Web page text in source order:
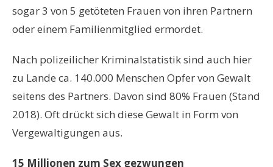
sogar 3 von 5 getöteten Frauen von ihren Partnern
oder einem Familienmitglied ermordet.
Nach polizeilicher Kriminalstatistik sind auch hier
zu Lande ca. 140.000 Menschen Opfer von Gewalt
seitens des Partners. Davon sind 80% Frauen (Stand
2018). Oft drückt sich diese Gewalt in Form von
Vergewaltigungen aus.
15 Millionen zum Sex gezwungen